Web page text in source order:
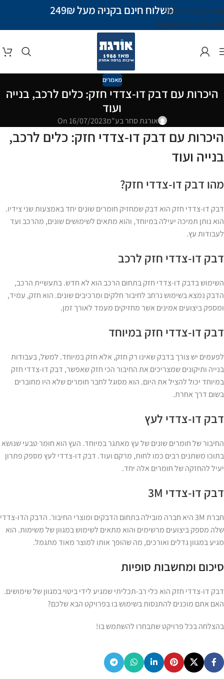
Skip to navigation
Skip to main content
משלוח חינם בקניה מעל 249₪
מאמרים
היכרות עם דבק דו-צדדי חזק: כלים לרכב, בנייה
ועוד
אורגת סחר בע"מOn 16/07/2023
היכרות עם דבק דו-צדדי חזק: כלים לרכב,
בנייה ועוד
מהו דבק דו-צדדי חזק?
דבק דו-צדדי חזק הוא דבק שמחזיק חומרים שונים יחד באמצעות שני צידיו.
הוא נותן תמיכה יעילה במיוחד, והוא מתאים לשימושים שונים, מהרכב ועד
לעבודות עץ.
דבק דו-צדדי חזק לרכב
השימוש בדבק דו-צדדי חזק בתחום הרכב הוא לא חדש. בתעשיית הרכב,
הדבק נמצא בשימוש נרחב לחיבור חלקים ומרכיבים שונים. הוא חזק, עמיד,
ומספק ביצועים אמינים אשר מחזיקים מעמד לאורך זמן.
דבק דו-צדדי חזק במיוחד
לפעמים יש צורך בדבק שאינו רק חזק, אלא חזק במיוחד. למשל, בעבודות
בנייה ותיקונים שמצריכים את החיבור הכי חזק שאפשר, דבק דו-צדדי חזק
במיוחד יכול להציל את היום. הוא מסוגל לחבר חומרים שלא היו מחוברים
בשום דרך אחרת.
דבק דו-צדדי לעץ
החיבור של חומרים שונים של עץ מאתגר במיוחד. העץ הוא חומר טבעי שנושא
בתוכו משתנים רבים כמו לחות, מרקם ועוד. דבק דו-צדדי לעץ מספק פתרון
יעיל להחזקה של חומרים אלה יחד.
דבק דו-צדדי 3M
חברת 3M היא חברה מובילה בתחום הדבקים ומוצרי החיבור. הדבק הדו-צדדי
שלה מספק ביצועים מרשימים והוא מתאים לשימוש במגוון של משימות. הוא
מגיע במגוון גדלים ואורכים, מה שהופך אותו למוצר מאוד מתגמל.
סיכום ומחשבות סופיות
דבק דו-צדדי חזק הוא כלי רב-תכליתי שמגיע לידי ביטוי במגוון של שימושים.
האם אתם מוכנים להתנסות בשימוש בו בפרויקט הבא שלכם?
בהצלחה בכל פרויקט שתבחרו להשתמש בו!